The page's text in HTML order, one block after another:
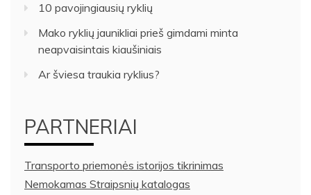
10 pavojingiausių ryklių
Mako ryklių jaunikliai prieš gimdami minta
neapvaisintais kiaušiniais
Ar šviesa traukia ryklius?
PARTNERIAI
Transporto priemonės istorijos tikrinimas
Nemokamas Straipsnių katalogas